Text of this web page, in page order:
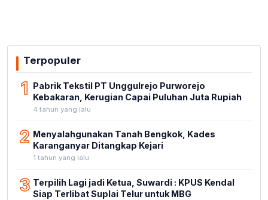
Kebersihan
Terpopuler
1 Pabrik Tekstil PT Unggulrejo Purworejo
Kebakaran, Kerugian Capai Puluhan Juta Rupiah
4 tahun yang lalu
2 Menyalahgunakan Tanah Bengkok, Kades
Karanganyar Ditangkap Kejari
1 tahun yang lalu
3 Terpilih Lagi jadi Ketua, Suwardi : KPUS Kendal
Siap Terlibat Suplai Telur untuk MBG